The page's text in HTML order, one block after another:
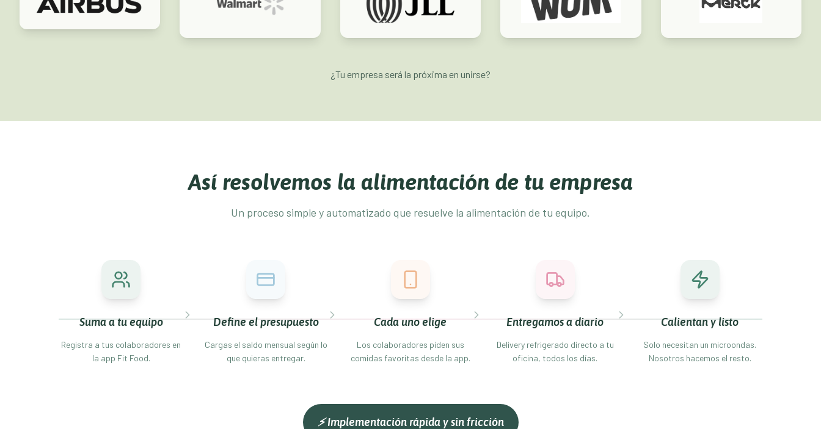
¿Tu empresa será la próxima en unirse?
Así resolvemos la alimentación de tu empresa
Un proceso simple y automatizado que resuelve la alimentación de tu equipo.
Suma a tu equipo
Registra a tus colaboradores en
la app Fit Food.
Define el presupuesto
Cargas el saldo mensual según lo
que quieras entregar.
Cada uno elige
Los colaboradores piden sus
comidas favoritas desde la app.
Entregamos a diario
Delivery refrigerado directo a tu
oficina, todos los días.
Calientan y listo
Solo necesitan un microondas.
Nosotros hacemos el resto.
⚡ Implementación rápida y sin fricción